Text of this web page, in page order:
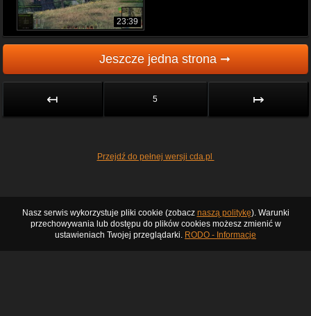
23:39
Jeszcze jedna strona ➞
↤ 5 ↦
Przejdź do pełnej wersji cda.pl
Nasz serwis wykorzystuje pliki cookie (zobacz naszą politykę). Warunki
przechowywania lub dostępu do plików cookies możesz zmienić w
ustawieniach Twojej przeglądarki. RODO - Informacje